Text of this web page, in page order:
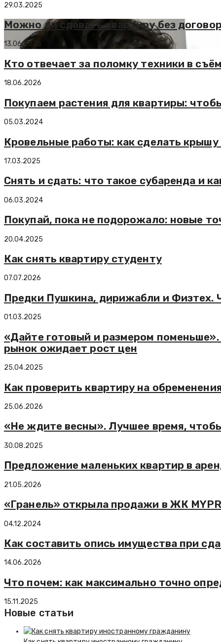
29.03.2025
Можно ли сдавать квартиру без
13.06.2026
Кто отвечает за поломку техники в
18.06.2026
Покупаем растения для квартиры:
05.03.2024
Кровельные работы: как сделать
17.03.2025
Снять и сдать: что такое субаренда и
06.03.2024
Покупай, пока не подорожало: новые
20.04.2025
Как снять квартиру студенту
07.07.2026
Предки Пушкина, дирижабли и Физтех.
01.03.2025
«Дайте готовый и размером
рынок ожидает рост цен
25.04.2025
Как проверить квартиру на
25.06.2026
«Не ждите весны». Лучшее время,
30.08.2025
Предложение маленьких квартир в
21.05.2026
«Гранель» открыла продажи в ЖК
04.12.2024
Как составить опись имущества при
14.06.2026
Что почем: как максимально точно
15.11.2025
Новые статьи